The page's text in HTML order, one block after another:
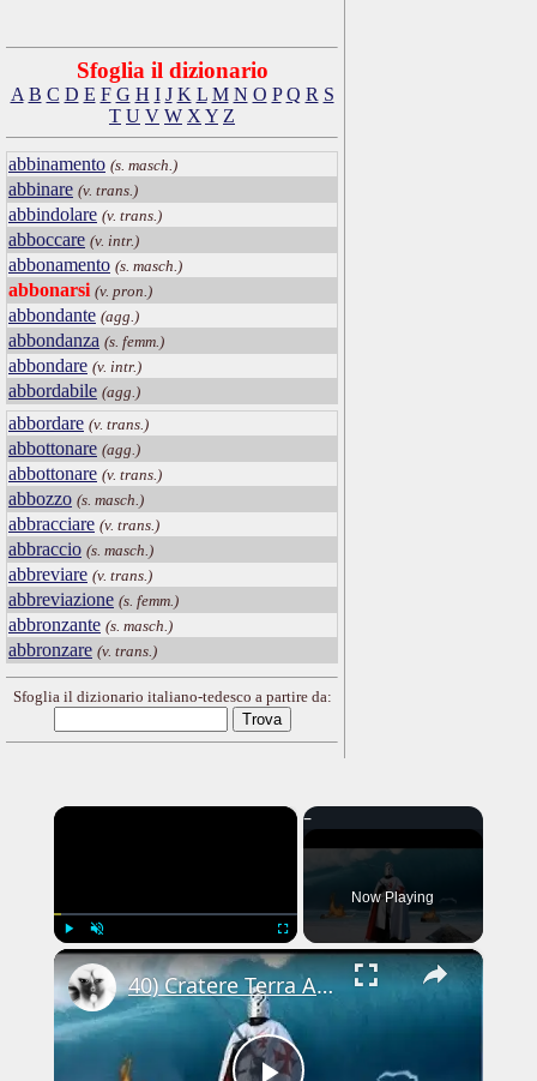
Sfoglia il dizionario
A B C D E F G H I J K L M N O P Q R S
T U V W X Y Z
abbinamento (s. masch.)
abbinare (v. trans.)
abbindolare (v. trans.)
abboccare (v. intr.)
abbonamento (s. masch.)
abbonarsi (v. pron.)
abbondante (agg.)
abbondanza (s. femm.)
abbondare (v. intr.)
abbordabile (agg.)
abbordare (v. trans.)
abbottonare (agg.)
abbottonare (v. trans.)
abbozzo (s. masch.)
abbracciare (v. trans.)
abbraccio (s. masch.)
abbreviare (v. trans.)
abbreviazione (s. femm.)
abbronzante (s. masch.)
abbronzare (v. trans.)
Sfoglia il dizionario italiano-tedesco a partire da:
×
Play Unmute Fullscreen
Now Playing
×
40) Cratere Terra Alla ricerca della pietra di BenBen parte 1 - SOTTOTITOLI, SUBTITLES